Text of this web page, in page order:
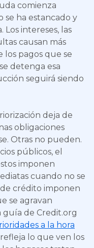
comienza
se ha estancado y
Los intereses, las
causan más
los pagos que se
detenga esa
seguirá siendo
deja de
obligaciones
Otras no pueden.
públicos, el
imponen
cuando no se
crédito imponen
se agravan
guía de Credit.org
a la hora
refleja lo que ven los